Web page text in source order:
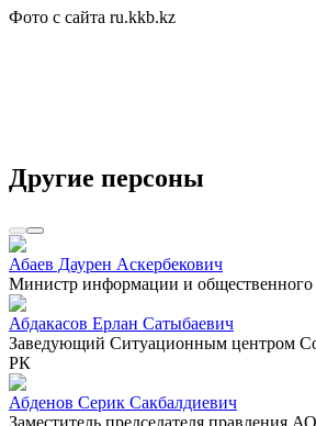
Фото с сайта ru.kkb.kz
Другие персоны
Абаев Даурен Аскербекович
Министр информации и общественного
Абдакасов Ерлан Сатыбаевич
Заведующий Ситуационным центром
РК
Абденов Серик Сакбалдиевич
Заместитель председателя правления